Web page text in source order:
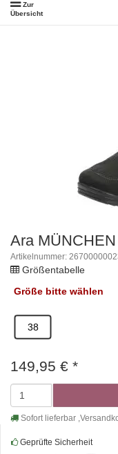
Zur
Übersicht
Ara
Artikelnummer:
Größentabelle
Größe bitte wählen
38
149,95 € *
Sofort lieferbar
Geprüfte Sicherheit